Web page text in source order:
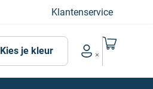
Klantenservice
Kies je kleur
Account menu
Naar mijn